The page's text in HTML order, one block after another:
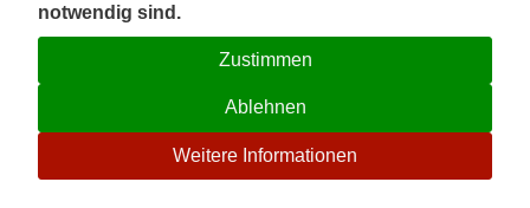
☉
notwendig sind.
Zustimmen
Ablehnen
Weitere Informationen